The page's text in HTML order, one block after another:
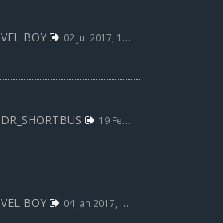
VEL BOY 02 Jul 2017, 18:56
DR_SHORTBUS 19 Feb 2017, 23:48
VEL BOY 04 Jan 2017, 00:34